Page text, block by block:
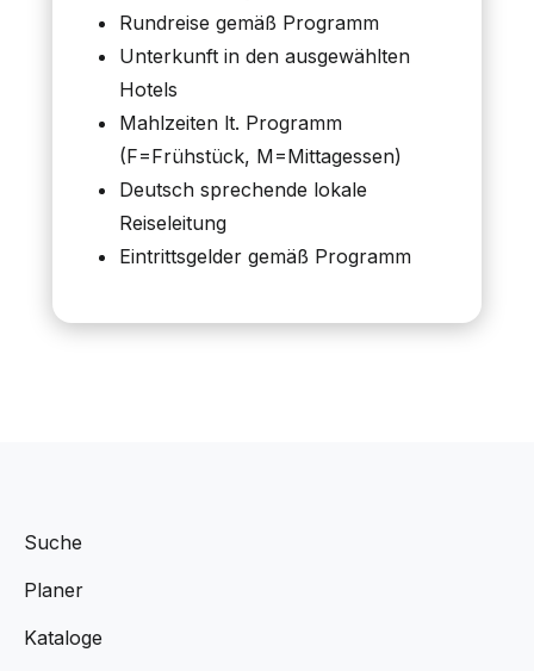
Rundreise gemäß Programm
Unterkunft in den ausgewählten
Hotels
Mahlzeiten lt. Programm
(F=Frühstück, M=Mittagessen)
Deutsch sprechende lokale
Reiseleitung
Eintrittsgelder gemäß Programm
Suche
Planer
Kataloge